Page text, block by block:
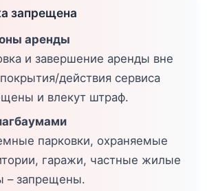
запрещена
аренды
и завершение аренды вне
действия сервиса
и влекут штраф.
парковки, охраняемые
гаражи, частные жилые
– запрещены.